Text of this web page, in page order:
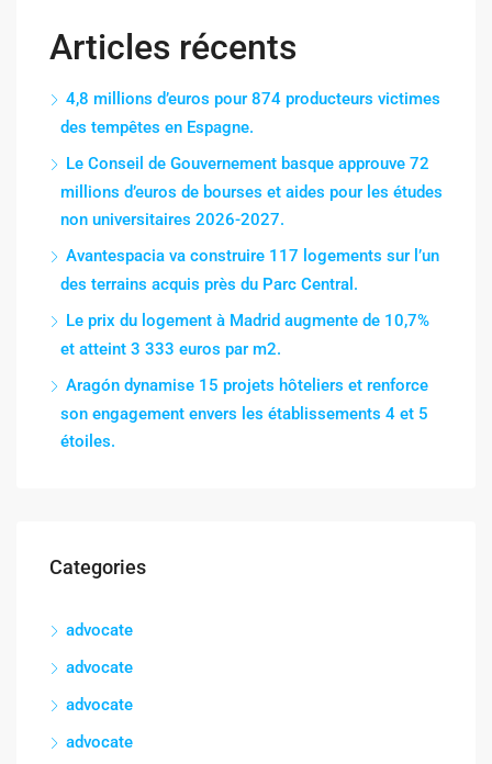
Articles récents
4,8 millions d’euros pour 874 producteurs victimes
des tempêtes en Espagne.
Le Conseil de Gouvernement basque approuve 72
millions d’euros de bourses et aides pour les études
non universitaires 2026-2027.
Avantespacia va construire 117 logements sur l’un
des terrains acquis près du Parc Central.
Le prix du logement à Madrid augmente de 10,7%
et atteint 3 333 euros par m2.
Aragón dynamise 15 projets hôteliers et renforce
son engagement envers les établissements 4 et 5
étoiles.
Categories
advocate
advocate
advocate
advocate